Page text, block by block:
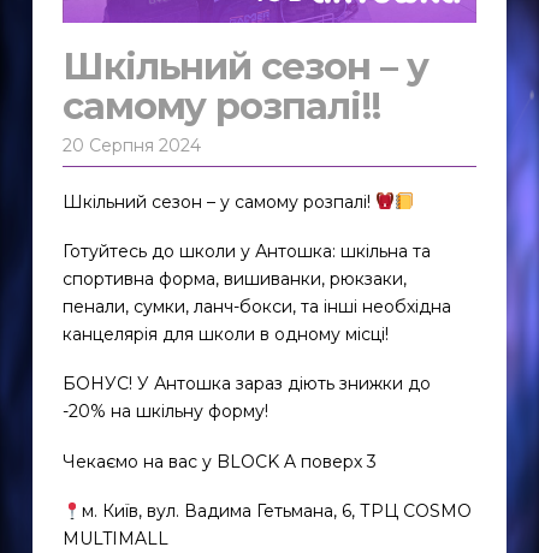
Шкільний сезон – у
самому розпалі!!
20 Серпня 2024
Шкільний сезон – у самому розпалі!
Готуйтесь до школи у Антошка: шкільна та
спортивна форма, вишиванки, рюкзаки,
пенали, сумки, ланч-бокси, та інші необхідна
канцелярія для школи в одному місці!
БОНУС! У Антошка зараз діють знижки до
-20% на шкільну форму!
Чекаємо на вас у BLOCK A поверх 3
м. Київ, вул. Вадима Гетьмана, 6, ТРЦ COSMO
MULTIMALL